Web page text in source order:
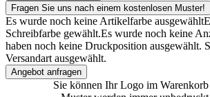
Fragen Sie uns nach einem kostenlosen Muster!
Es wurde noch keine Artikelfarbe ausgewählt
Schreibfarbe gewählt.Es wurde noch keine
haben noch keine Druckposition ausgewählt.
Versandart ausgewählt.
Angebot anfragen
Sie können Ihr Logo im